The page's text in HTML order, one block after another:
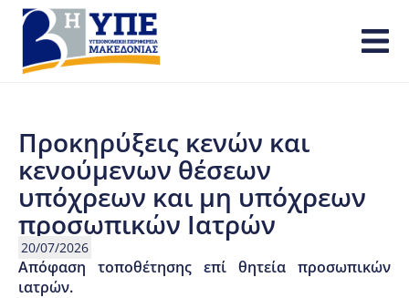
Προκηρύξεις κενών και
κενούμενων θέσεων
υπόχρεων και μη υπόχρεων
προσωπικών Ιατρών
20/07/2026
Απόφαση τοποθέτησης επί θητεία προσωπικών
ιατρών.